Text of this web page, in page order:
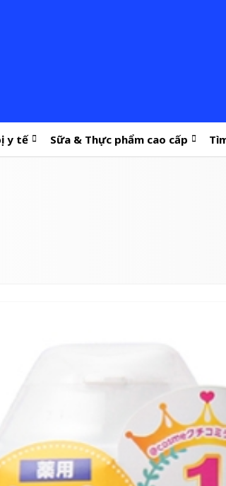
y tế Sữa & Thực phẩm cao cấp